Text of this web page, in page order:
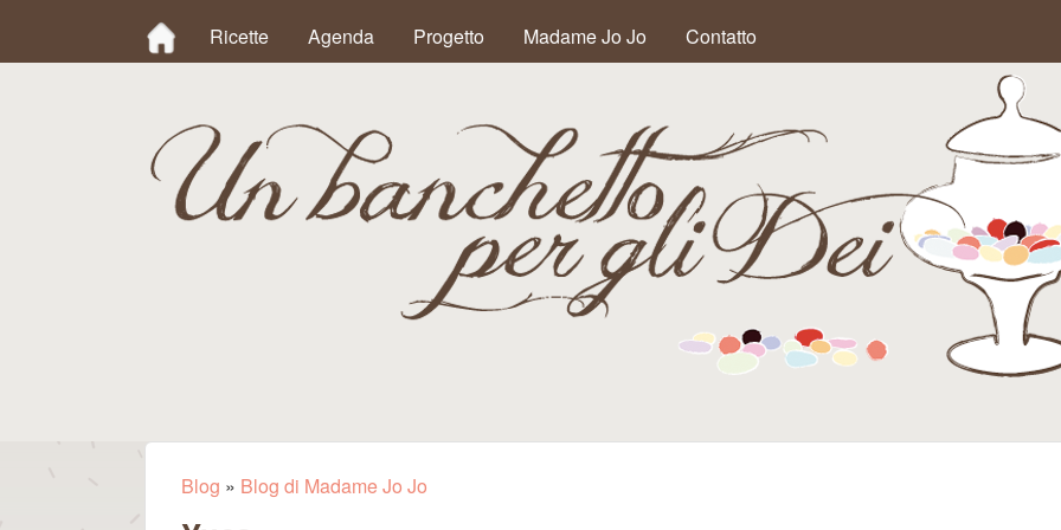
principale
MAIN MENU
Ricette Agenda Progetto Madame Jo Jo Contatto
Un
Banchetto
Tu sei qui
Blog » Blog di Madame Jo Jo